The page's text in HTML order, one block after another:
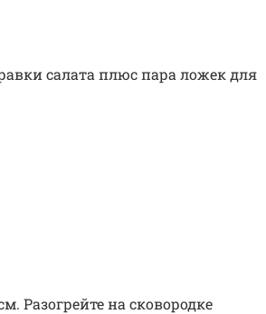
салата плюс пара ложек для
Разогрейте на сковородке